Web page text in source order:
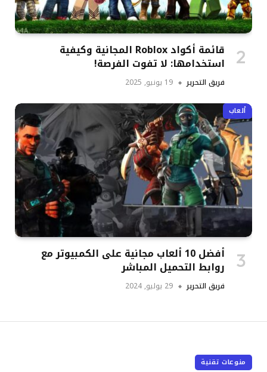
قائمة أكواد Roblox المجانية وكيفية
استخدامها: لا تفوت الفرصة!
فريق التحرير 19 يونيو, 2025
ألعاب
أفضل 10 ألعاب مجانية على الكمبيوتر مع
روابط التحميل المباشر
فريق التحرير 29 يوليو, 2024
منوعات تقنية